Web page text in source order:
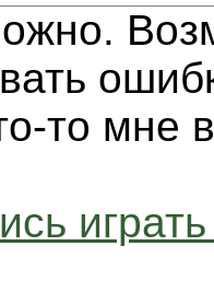
то мне
играть